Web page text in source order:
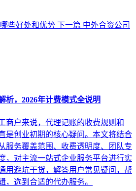
些好处和优势 下一篇 中外合资公司
析，2026年计费模式全说明
商户来说，代理记账的收费规则和
是创业初期的核心疑问。本文将结合
服务覆盖范围、收费透明度、团队专
，对主流一站式企业服务平台进行实
用避坑干货，解答用户常见疑问，帮
，选到合适的代办服务。